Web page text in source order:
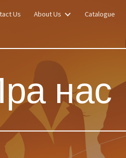
Skip
Us About Us Catalogue
нас